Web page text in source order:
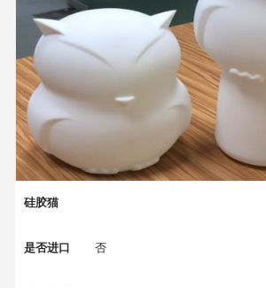
平滑度
产品尺寸
硅胶猫
是否进口 否